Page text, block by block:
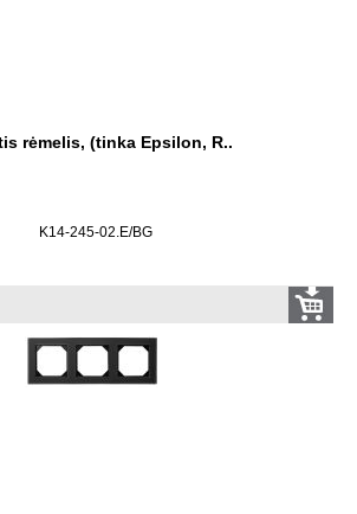
rėmelis, (tinka Epsilon, R..
K14-245-02.E/BG